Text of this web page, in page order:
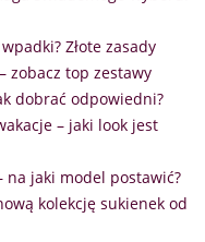
Złote zasady
zobacz top zestawy
dobrać odpowiedni?
– jaki look jest
na jaki model postawić?
kolekcję sukienek od